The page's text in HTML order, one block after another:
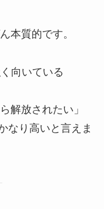
本質的です。
向いている
解放されたい」
なり高いと言えま